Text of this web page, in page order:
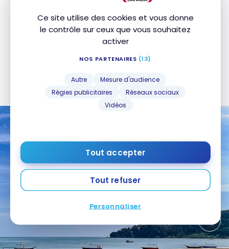
Ce site utilise des cookies et vous donne
le contrôle sur ceux que vous souhaitez
activer
NOS PARTENAIRES (13)
Autre
Mesure d'audience
Régies publicitaires
Réseaux sociaux
Vidéos
Tout accepter
Tout refuser
Personnaliser
pour les amateurs de photographie.
Pour profiter pleinement du parc, il est conseillé de
réserver une excursion avec un guide local qui